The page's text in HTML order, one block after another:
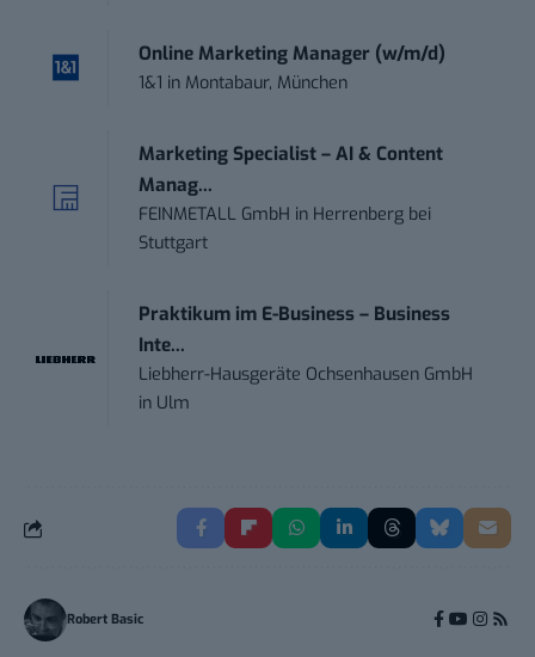
Online Marketing Manager (w/m/d)
1&1 in Montabaur, München
Marketing Specialist – AI & Content
Manag...
FEINMETALL GmbH in Herrenberg bei
Stuttgart
Praktikum im E-Business – Business
Inte...
Liebherr-Hausgeräte Ochsenhausen GmbH
in Ulm
Robert Basic